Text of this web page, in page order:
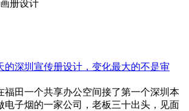
册设计
的深圳宣传册设计，变化最大的不是审
福田一个共享办公空间接了第一个深圳本
电子烟的一家公司，老板三十出头，见面